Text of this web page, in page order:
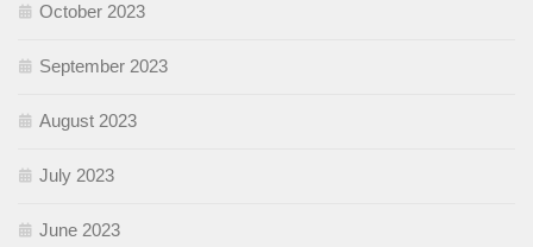
October 2023
September 2023
August 2023
July 2023
June 2023